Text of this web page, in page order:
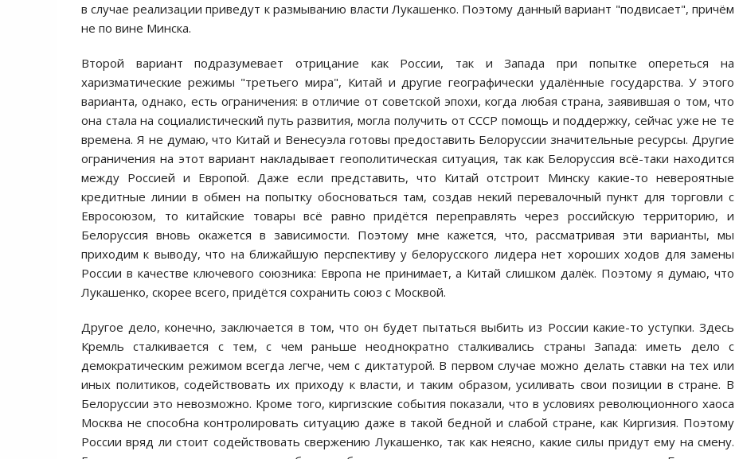
в случае реализации приведут к размыванию власти Лукашенко. Поэтому данный вариант "подвисает", причём
не по вине Минска.
Второй вариант подразумевает отрицание как России, так и Запада при попытке опереться на
харизматические режимы "третьего мира", Китай и другие географически удалённые государства. У этого
варианта, однако, есть ограничения: в отличие от советской эпохи, когда любая страна, заявившая о том, что
она стала на социалистический путь развития, могла получить от СССР помощь и поддержку, сейчас уже не те
времена. Я не думаю, что Китай и Венесуэла готовы предоставить Белоруссии значительные ресурсы. Другие
ограничения на этот вариант накладывает геополитическая ситуация, так как Белоруссия всё-таки находится
между Россией и Европой. Даже если представить, что Китай отстроит Минску какие-то невероятные
кредитные линии в обмен на попытку обосноваться там, создав некий перевалочный пункт для торговли с
Евросоюзом, то китайские товары всё равно придётся переправлять через российскую территорию, и
Белоруссия вновь окажется в зависимости. Поэтому мне кажется, что, рассматривая эти варианты, мы
приходим к выводу, что на ближайшую перспективу у белорусского лидера нет хороших ходов для замены
России в качестве ключевого союзника: Европа не принимает, а Китай слишком далёк. Поэтому я думаю, что
Лукашенко, скорее всего, придётся сохранить союз с Москвой.
Другое дело, конечно, заключается в том, что он будет пытаться выбить из России какие-то уступки. Здесь
Кремль сталкивается с тем, с чем раньше неоднократно сталкивались страны Запада: иметь дело с
демократическим режимом всегда легче, чем с диктатурой. В первом случае можно делать ставки на тех или
иных политиков, содействовать их приходу к власти, и таким образом, усиливать свои позиции в стране. В
Белоруссии это невозможно. Кроме того, киргизские события показали, что в условиях революционного хаоса
Москва не способна контролировать ситуацию даже в такой бедной и слабой стране, как Киргизия. Поэтому
России вряд ли стоит содействовать свержению Лукашенко, так как неясно, какие силы придут ему на смену.